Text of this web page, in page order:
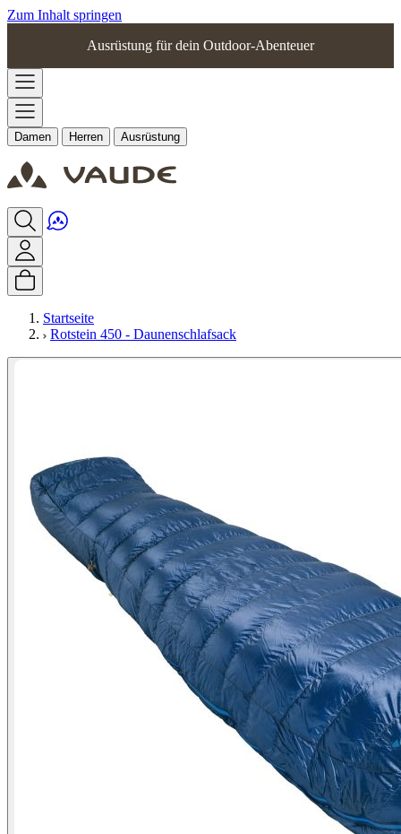
Zum Inhalt springen
Ausrüstung für dein Outdoor-Abenteuer
Damen Herren Ausrüstung
Startseite
Rotstein 450 - Daunenschlafsack